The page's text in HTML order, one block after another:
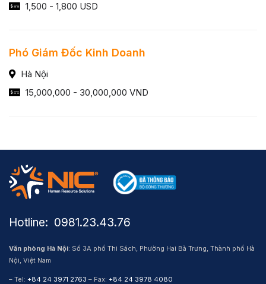
1,500 - 1,800 USD
Phó Giám Đốc Kinh Doanh
Hà Nội
15,000,000 - 30,000,000 VND
Hotline: ​ 0981.23.43.76
Văn phòng Hà Nội: Số 3A phố Thi Sách, Phường Hai Bà Trưng, Thành phố Hà
Nội, Việt Nam
– Tel: +84 24 3971 2763 – Fax: +84 24 3978 4080